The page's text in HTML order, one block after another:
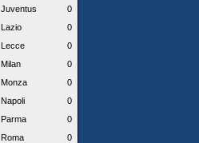
Juventus
0
Lazio
0
Lecce
0
Milan
0
Monza
0
Napoli
0
Parma
0
Roma
0